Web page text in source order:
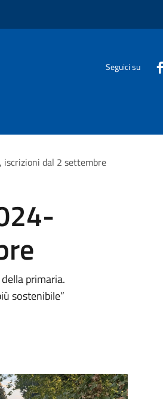
Seguici su
iscrizioni dal 2 settembre
primaria.
sostenibile”